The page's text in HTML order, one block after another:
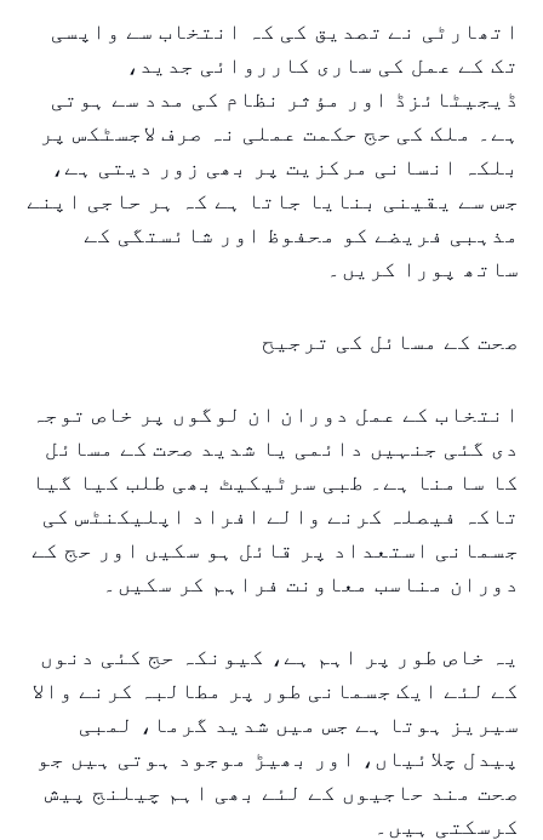
اتھارٹی نے تصدیق کی کہ انتخاب سے واپسی
تک کے عمل کی ساری کارروائی جدید،
ڈیجیٹائزڈ اور مؤثر نظام کی مدد سے ہوتی
ہے۔ ملک کی حج حکمت عملی نہ صرف لاجسٹکس پر
بلکہ انسانی مرکزیت پر بھی زور دیتی ہے،
جس سے یقینی بنایا جاتا ہے کہ ہر حاجی اپنے
مذہبی فریضے کو محفوظ اور شائستگی کے
ساتھ پورا کریں۔
صحت کے مسائل کی ترجیح
انتخاب کے عمل دوران ان لوگوں پر خاص توجہ
دی گئی جنہیں دائمی یا شدید صحت کے مسائل
کا سامنا ہے۔ طبی سرٹیکیٹ بھی طلب کیا گیا
تاکہ فیصلہ کرنے والے افراد اپلیکنٹس کی
جسمانی استعداد پر قائل ہو سکیں اور حج کے
دوران مناسب معاونت فراہم کر سکیں۔
یہ خاص طور پر اہم ہے، کیونکہ حج کئی دنوں
کے لئے ایک جسمانی طور پر مطالبہ کرنے والا
سیریز ہوتا ہے جس میں شدید گرما، لمبی
پیدل چلائیاں، اور بھیڑ موجود ہوتی ہیں جو
صحت مند حاجیوں کے لئے بھی اہم چیلنج پیش
کرسکتی ہیں۔